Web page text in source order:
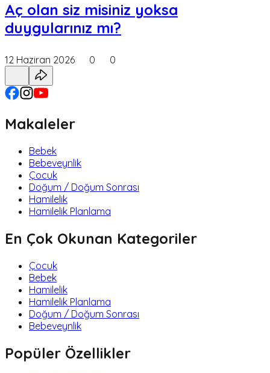
Aç olan siz misiniz yoksa
duygularınız mı?
12 Haziran 2026 0 0
Makaleler
Bebek
Bebeveynlik
Çocuk
Doğum / Doğum Sonrası
Hamilelik
Hamilelik Planlama
En Çok Okunan Kategoriler
Çocuk
Bebek
Hamilelik
Hamilelik Planlama
Doğum / Doğum Sonrası
Bebeveynlik
Popüler Özellikler